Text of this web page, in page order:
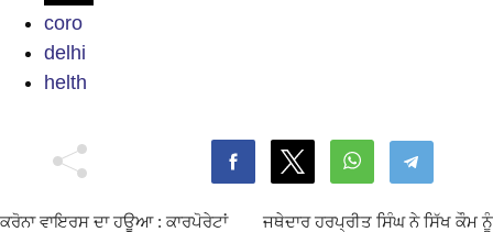
coro
delhi
helth
ਕਰੋਨਾ ਵਾਇਰਸ ਦਾ ਹਊਆ : ਕਾਰਪੋਰੇਟਾਂ
ਜਥੇਦਾਰ ਹਰਪ੍ਰੀਤ ਸਿੰਘ ਨੇ ਸਿੱਖ ਕੌਮ ਨੂੰ